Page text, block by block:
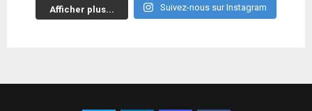
Afficher plus... Suivez-nous sur Instagram